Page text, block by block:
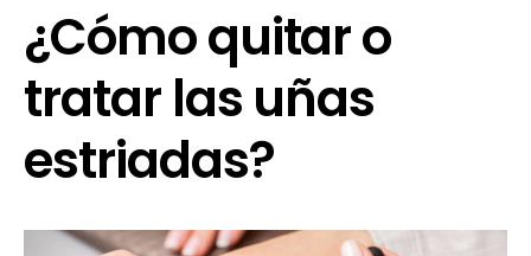
¿Cómo quitar o
tratar las uñas
estriadas?